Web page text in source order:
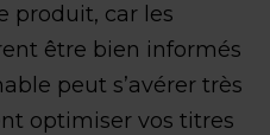
produit, car les
être bien informés
peut s’avérer très
optimiser vos titres